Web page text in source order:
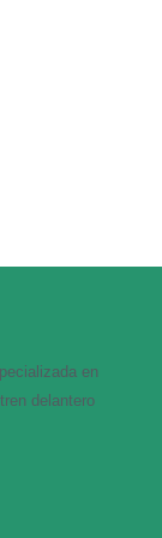
en
delantero